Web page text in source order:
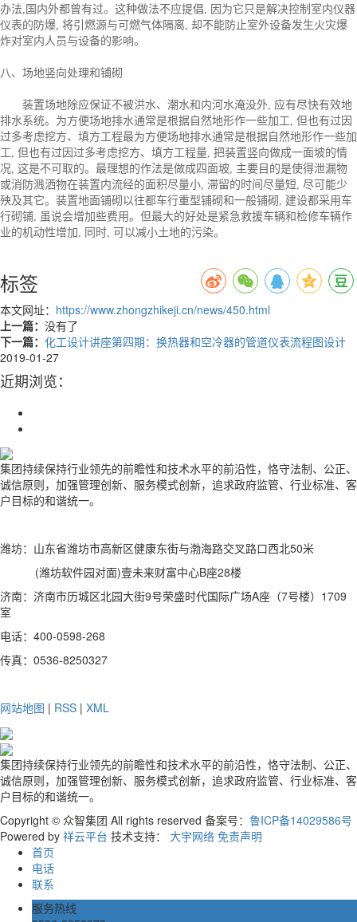
办法,国内外都曾有过。这种做法不应提倡, 因为它只是解决控制室内仪器
仪表的防爆, 将引燃源与可燃气体隔离, 却不能防止室外设备发生火灾爆
炸对室内人员与设备的影响。
八、场地竖向处理和铺砌
装置场地除应保证不被洪水、潮水和内河水淹没外, 应有尽快有效地
排水系统。为方便场地排水通常是根据自然地形作一些加工, 但也有过因
过多考虑挖方、填方工程最为方便场地排水通常是根据自然地形作一些加
工, 但也有过因过多考虑挖方、填方工程量, 把装置竖向做成一面坡的情
况, 这是不可取的。最理想的作法是做成四面坡, 主要目的是使得泄漏物
或消防溅洒物在装置内流经的面积尽量小, 滞留的时间尽量短, 尽可能少
殃及其它。装置地面铺砌以往都车行重型铺砌和一般铺砌, 建设都采用车
行砌铺, 虽说会增加些费用。但最大的好处是紧急救援车辆和检修车辆作
业的机动性增加, 同时, 可以减小土地的污染。
标签
本文网址： https://www.zhongzhikeji.cn/news/450.html
上一篇： 没有了
下一篇： 化工设计讲座第四期：换热器和空冷器的管道仪表流程图设计
2019-01-27
近期浏览：
集团持续保持行业领先的前瞻性和技术水平的前沿性，恪守法制、公正、
诚信原则，加强管理创新、服务模式创新，追求政府监管、行业标准、客
户目标的和谐统一。
潍坊：山东省潍坊市高新区健康东街与渤海路交叉路口西北50米
(潍坊软件园对面)壹未来财富中心B座28楼
济南：济南市历城区北园大街9号荣盛时代国际广场A座（7号楼）1709
室
电话：400-0598-268
传真：0536-8250327
网站地图 | RSS | XML
集团持续保持行业领先的前瞻性和技术水平的前沿性，恪守法制、公正、
诚信原则，加强管理创新、服务模式创新，追求政府监管、行业标准、客
户目标的和谐统一。
Copyright © 众智集团 All rights reserved 备案号： 鲁ICP备14029586号
Powered by 祥云平台 技术支持： 大宇网络 免责声明
首页
电话
联系
服务热线